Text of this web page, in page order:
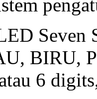
Seven
BIRU,
6